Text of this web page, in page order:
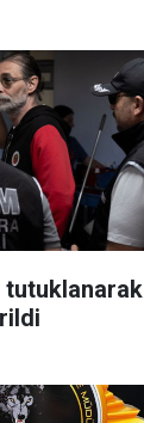
tutuklanarak